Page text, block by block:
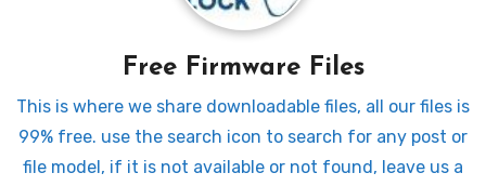
Free Firmware Files
This is where we share downloadable files, all our files is
99% free. use the search icon to search for any post or
file model, if it is not available or not found, leave us a